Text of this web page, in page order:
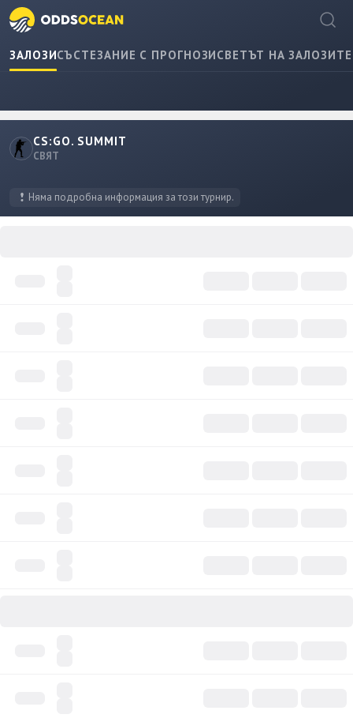
ЗАЛОЗИСЪСТЕЗАНИЕ С ПРОГНОЗИСВЕТЪТ НА ЗАЛОЗИТЕ
CS:GO. SUMMIT
СВЯТ
Няма подробна информация за този турнир.